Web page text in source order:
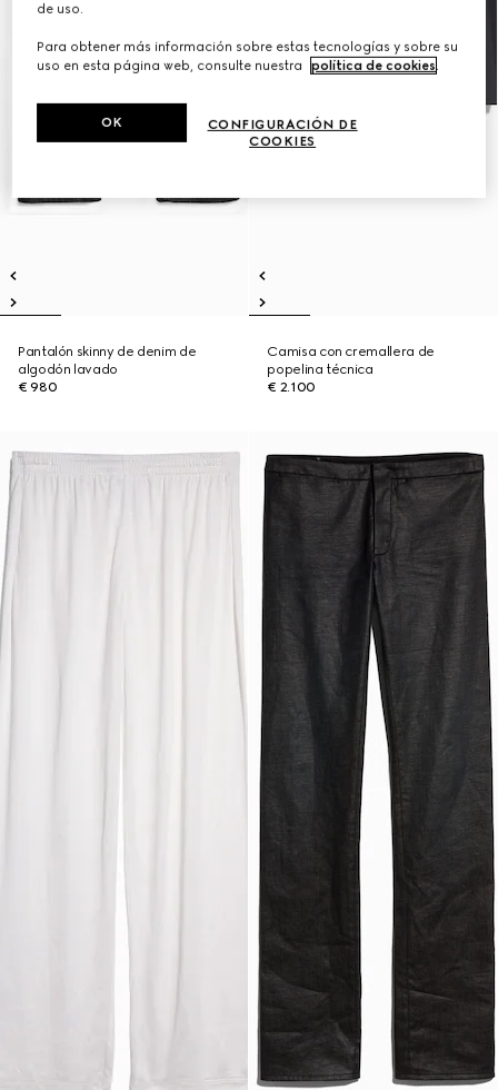
Pantalón skinny de denim de
algodón lavado
€ 980
Camisa con cremallera de
popelina técnica
€ 2.100
de uso.
Para obtener más información sobre estas tecnologías y sobre su
uso en esta página web, consulte nuestra
política de cookies.
CONFIGURACIÓN DE
COOKIES
OK